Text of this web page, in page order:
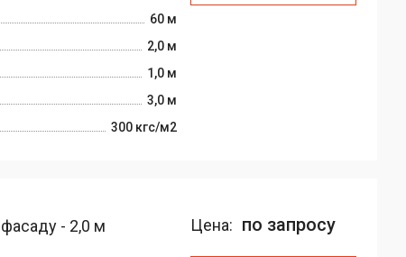
60 м
2,0 м
1,0 м
3,0 м
300 кгс/м2
- 2,0 м Цена: по запросу